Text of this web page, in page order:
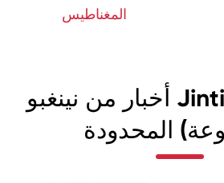
المغناطيس
أخبار من نينغبو Jintian النحاس
المحدودة